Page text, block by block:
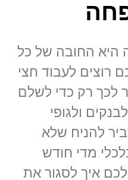
היא החובה של כל
רוצים לעבוד חצי
לכך רק כדי לשלם
ולגופי
להניח שלא
מדי חודש
איך לסגור את